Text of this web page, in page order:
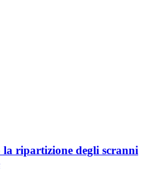
la ripartizione degli scranni